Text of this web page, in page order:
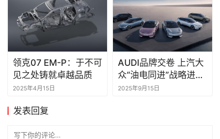
领克07 EM-P：于不可
见之处铸就卓越品质
2025年4月15日
AUDI品牌交卷 上汽大
众“油电同进”战略进入
交付期
2025年9月15日
发表回复